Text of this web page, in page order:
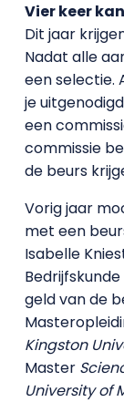
Vier keer
Dit jaar
Nadat alle
een selectie.
je
een
commissie
de beurs
Vorig jaar
met een
Isabelle
geld van de
Kingston
Master
University of